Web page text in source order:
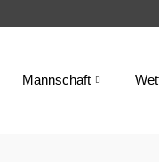
Mannschaft